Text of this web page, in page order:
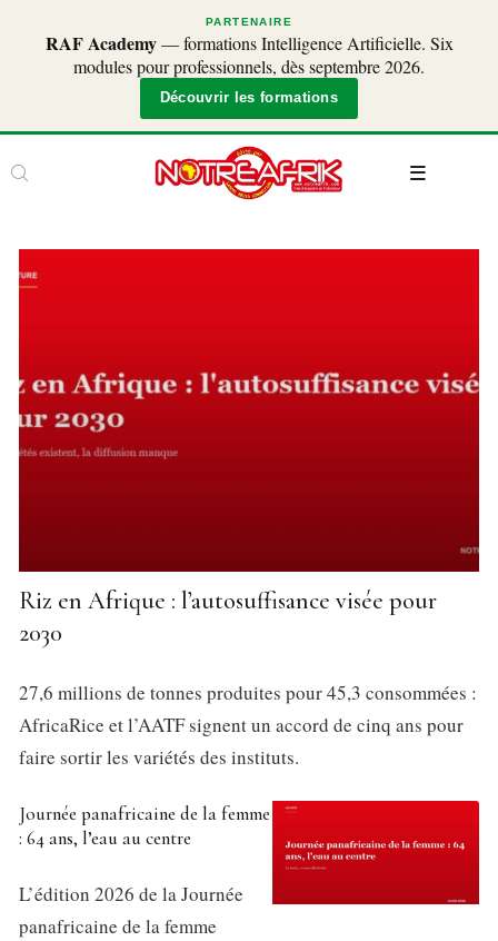
PARTENAIRE
RAF Academy— formations Intelligence Artificielle. Six
modules pour professionnels, dès septembre 2026.
Découvrir les formations
Riz en Afrique : l’autosuffisance visée pour
2030
27,6 millions de tonnes produites pour 45,3 consommées :
AfricaRice et l’AATF signent un accord de cinq ans pour
faire sortir les variétés des instituts.
Journée panafricaine de la femme
: 64 ans, l’eau au centre
L’édition 2026 de la Journée
panafricaine de la femme